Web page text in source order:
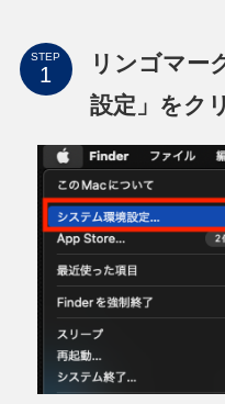
STEP
リンゴマー
設定」をク